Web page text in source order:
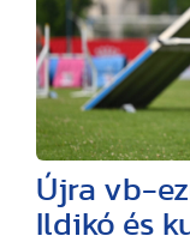
Újra vb-
Ildikó és